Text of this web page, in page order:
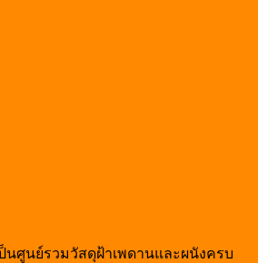
นศูนย์รวมวัสดุฝ้าเพดานและผนังครบ